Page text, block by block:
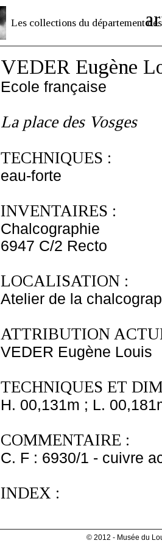
Les collections du département des
VEDER Eugène
Ecole française
La place des Vosges
TECHNIQUES :
eau-forte
INVENTAIRES :
Chalcographie
6947 C/2 Recto
LOCALISATION :
Atelier de la
ATTRIBUTION
VEDER Eugène Louis
TECHNIQUES ET
H. 00,131m ; L.
COMMENTAIRE :
C. F : 6930/1 - cuivre
INDEX :
© 2012 - Musée du